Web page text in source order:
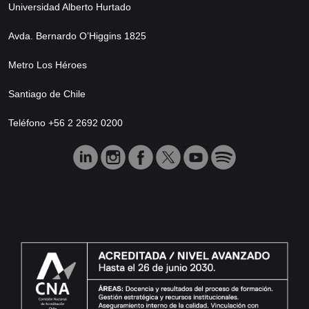
Universidad Alberto Hurtado
Avda. Bernardo O’Higgins 1825
Metro Los Héroes
Santiago de Chile
Teléfono +56 2 2692 0200